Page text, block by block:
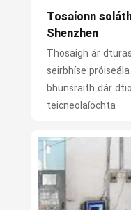
Tosaíonn
Shenzhen
Thosaigh ár
seirbhíse
bhunsraith dár
teicneolaíochta